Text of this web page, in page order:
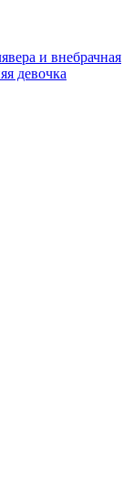
и внебрачная
девочка